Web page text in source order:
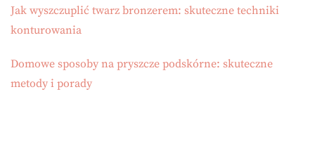
Jak wyszczuplić twarz bronzerem: skuteczne techniki
konturowania
Domowe sposoby na pryszcze podskórne: skuteczne
metody i porady